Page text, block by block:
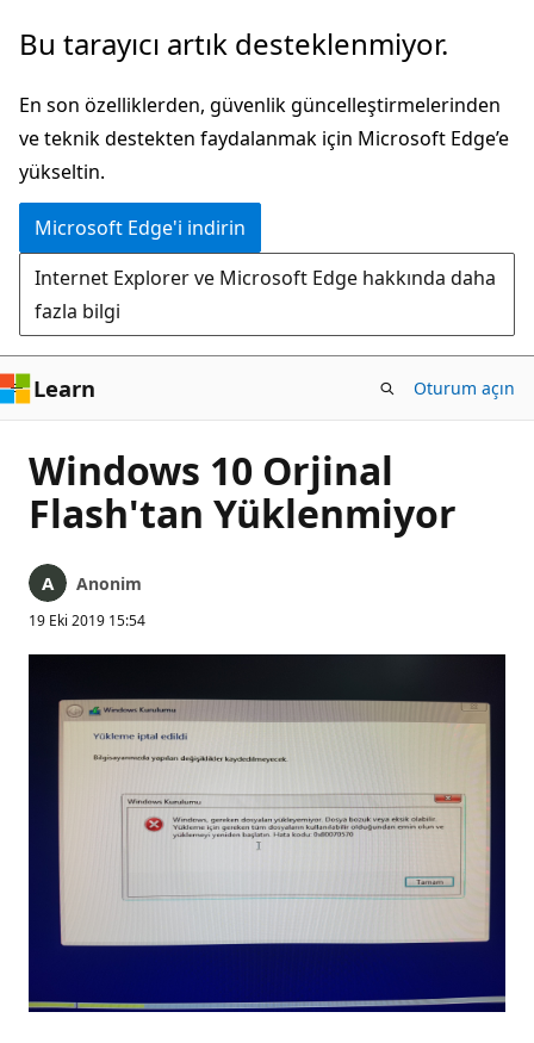
Ana
atla
Bu tarayıcı artık desteklenmiyor.
En son özelliklerden, güvenlik güncelleştirmelerinden
ve teknik destekten faydalanmak için Microsoft Edge’e
yükseltin.
Microsoft Edge'i indirin
Internet Explorer ve Microsoft Edge hakkında daha
fazla bilgi
Learn Oturum açın
Windows 10 Orjinal
Flash'tan Yüklenmiyor
Anonim
19 Eki 2019 15:54